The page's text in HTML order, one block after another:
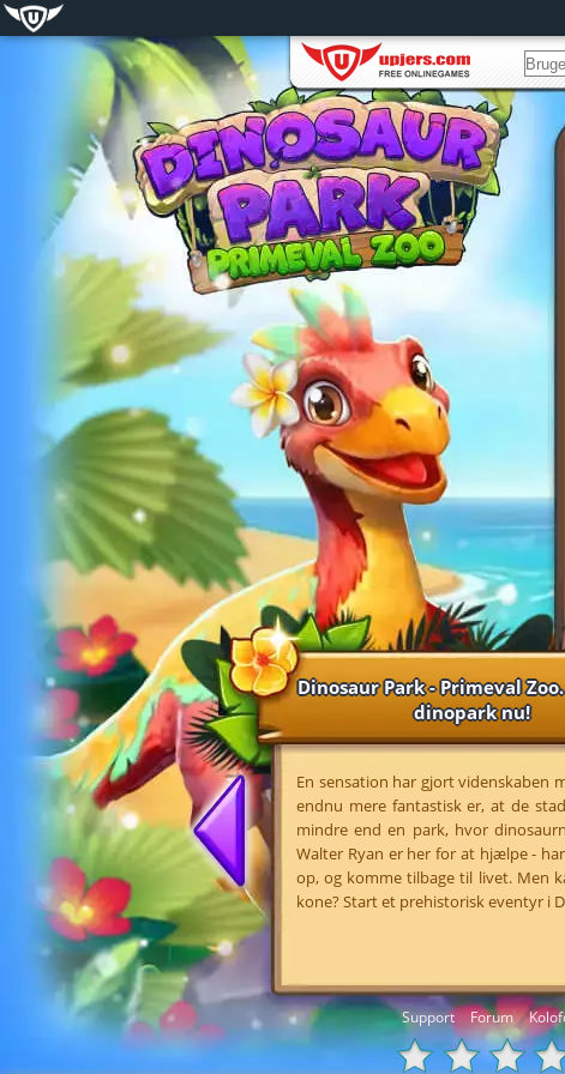
Support Forum
Dinosaur Park - Primeval
dinopark nu!
En sensation har gjort videnskaben
endnu mere fantastisk er, at de
mindre end en park, hvor
Walter Ryan er her for at hjælpe -
op, og komme tilbage til livet. Men
kone? Start et prehistorisk eventyr i